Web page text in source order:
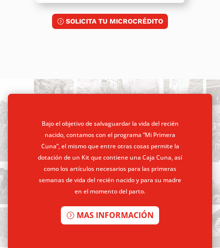
SOLICITA TU MICROCRÉDITO
Bajo el objetivo de salvaguardar la vida del recién
nacido, contamos con el programa “Mi Primera
Cuna”, el mismo que entre otras cosas permite la
dotación de un Kit que contiene una Caja Cuna, así
como los artículos necesarios para las primeras
semanas de vida del recién nacido y para su madre
en el momento del parto.
MAS INFORMACIÓN